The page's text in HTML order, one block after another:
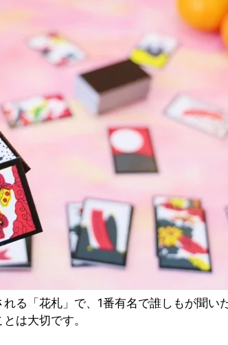
る「花札」で、1番有名で誰しもが聞い
は大切です。